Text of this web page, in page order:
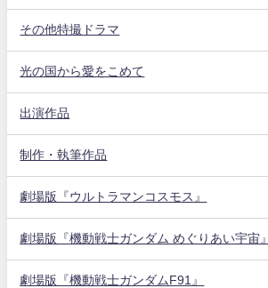
その他特撮ドラマ
光の国から愛をこめて
出演作品
制作・執筆作品
劇場版『ウルトラマンコスモス』
劇場版『機動戦士ガンダム めぐりあい宇宙』
劇場版『機動戦士ガンダムF91』